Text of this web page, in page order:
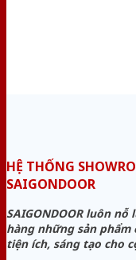
HỆ THỐNG
SAIGONDOOR
SAIGONDOOR luôn
hàng những sản phẩm
tiện ích, sáng tạo cho